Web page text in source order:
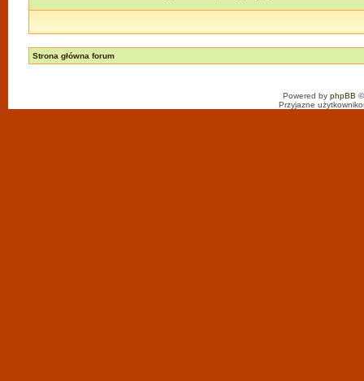
Strona główna forum
Powered by phpBB
Przyjazne